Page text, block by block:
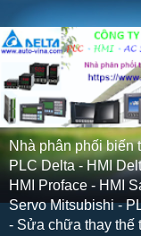
Nhà phân phối biến
PLC Delta - HMI
HMI Proface - HMI
Servo Mitsubishi -
- Sửa chữa thay thế